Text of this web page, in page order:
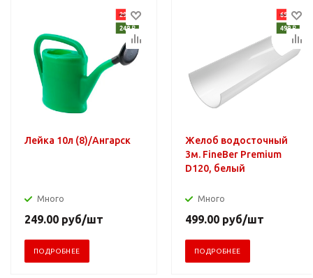
Лейка 10л (8)/Ангарск
Много
249.00 руб/шт
ПОДРОБНЕЕ
Желоб водосточный
3м. FineBer Premium
D120, белый
Много
499.00 руб/шт
ПОДРОБНЕЕ